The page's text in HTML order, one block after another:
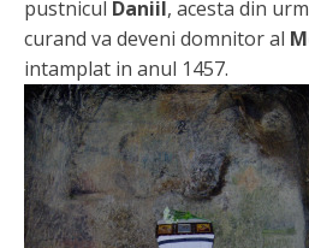
pustnicul Daniil, acesta din
curand va deveni domnitor al
intamplat in anul 1457.